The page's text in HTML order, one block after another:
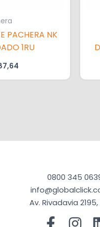
PACHERA NK
1RU
0800 345
Av. Rivadavia 2195,